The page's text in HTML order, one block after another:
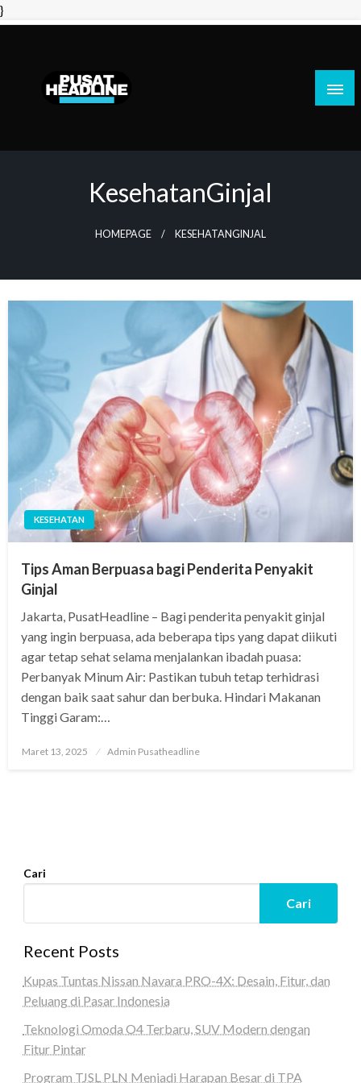
}Skip
to
KesehatanGinjal
HOMEPAGE KESEHATANGINJAL
KESEHATAN
Tips Aman Berpuasa bagi Penderita Penyakit
Ginjal
Jakarta, PusatHeadline – Bagi penderita penyakit ginjal
yang ingin berpuasa, ada beberapa tips yang dapat diikuti
agar tetap sehat selama menjalankan ibadah puasa:
Perbanyak Minum Air: Pastikan tubuh tetap terhidrasi
dengan baik saat sahur dan berbuka. Hindari Makanan
Tinggi Garam:…
Posted
Maret 13, 2025 Admin Pusatheadline
Cari
Cari
Recent Posts
Kupas Tuntas Nissan Navara PRO-4X: Desain, Fitur, dan
Peluang di Pasar Indonesia
Teknologi Omoda O4 Terbaru, SUV Modern dengan
Fitur Pintar
Program TJSL PLN Menjadi Harapan Besar di TPA